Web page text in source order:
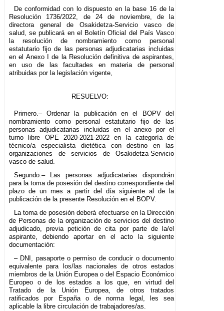
De conformidad con lo dispuesto en la base 16 de la
Resolución 1736/2022, de 24 de noviembre, de la
directora general de Osakidetza-Servicio vasco de
salud, se publicará en el Boletín Oficial del País Vasco
la resolución de nombramiento como personal
estatutario fijo de las personas adjudicatarias incluidas
en el Anexo I de la Resolución definitiva de aspirantes,
en uso de las facultades en materia de personal
atribuidas por la legislación vigente,
RESUELVO:
Primero.– Ordenar la publicación en el BOPV del
nombramiento como personal estatutario fijo de las
personas adjudicatarias incluidas en el anexo por el
turno libre OPE 2020-2021-2022 en la categoría de
técnico/a especialista dietética con destino en las
organizaciones de servicios de Osakidetza-Servicio
vasco de salud.
Segundo.– Las personas adjudicatarias dispondrán
para la toma de posesión del destino correspondiente del
plazo de un mes a partir del día siguiente al de la
publicación de la presente Resolución en el BOPV.
La toma de posesión deberá efectuarse en la Dirección
de Personas de la organización de servicios del destino
adjudicado, previa petición de cita por parte de la/el
aspirante, debiendo aportar en el acto la siguiente
documentación:
– DNI, pasaporte o permiso de conducir o documento
equivalente para los/las nacionales de otros estados
miembros de la Unión Europea o del Espacio Económico
Europeo o de los estados a los que, en virtud del
Tratado de la Unión Europea, de otros tratados
ratificados por España o de norma legal, les sea
aplicable la libre circulación de trabajadores/as.